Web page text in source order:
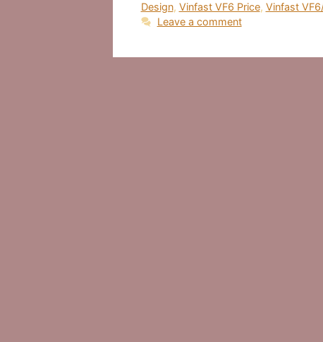
Design, Vinfast VF6 Price, Vinfast
Leave a comment